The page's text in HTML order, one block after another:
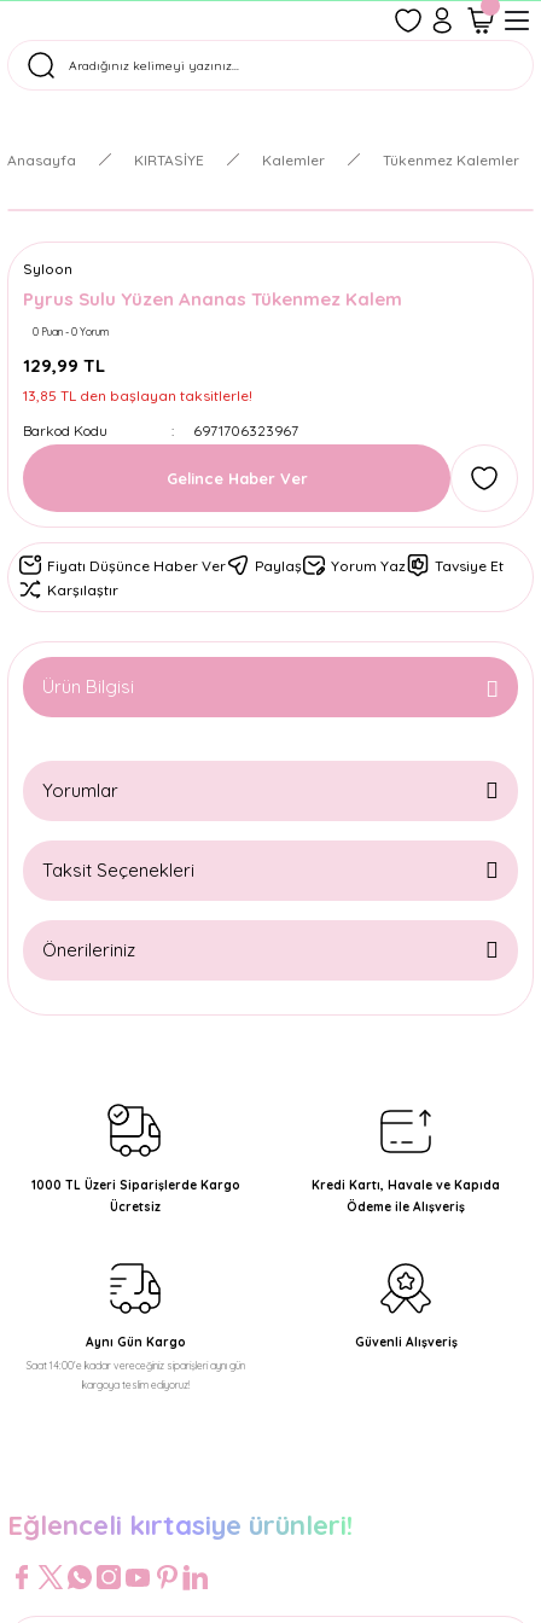
Tüm Siparişler Aynı Gün Kargoda!
Anasayfa KIRTASİYE Kalemler Tükenmez Kalemler
Syloon
Pyrus Sulu Yüzen Ananas Tükenmez Kalem
0 Puan - 0 Yorum
129,99 TL
13,85 TL den başlayan taksitlerle!
Barkod Kodu
6971706323967
Gelince Haber Ver
Fiyatı Düşünce Haber Ver Paylaş Yorum Yaz
Tavsiye Et
Karşılaştır
Ürün Bilgisi
Yorumlar
Taksit Seçenekleri
Önerileriniz
Bu ürünün fiyat bilgisi, resim, ürün açıklamalarında ve diğer
Ürün resmi kalitesiz, bozuk veya görüntülenemiyor.
Ürün açıklamasında eksik bilgiler bulunuyor.
Ürün bilgilerinde hatalar bulunuyor.
Bu ürüne benzer farklı alternatifler olmalı.
1000 TL Üzeri Siparişlerde Kargo
Ücretsiz
Kredi Kartı, Havale ve Kapıda
Ödeme ile Alışveriş
Aynı Gün Kargo
Saat 14:00'e kadar vereceğiniz siparişleri aynı gün
kargoya teslim ediyoruz!
Güvenli Alışveriş
Eğlenceli kırtasiye ürünleri!